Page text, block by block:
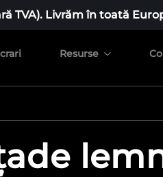
TVA). Livrăm în toată
Resurse